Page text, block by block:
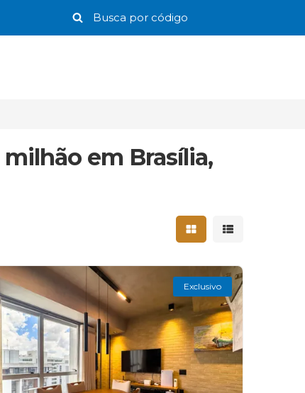
em Brasília,
Mostrar resultados
Mostrar
Exclusivo